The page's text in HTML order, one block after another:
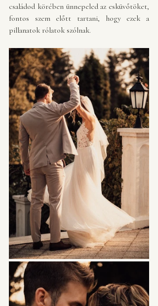
családod körében ünnepeled az esküvőtöket,
fontos szem előtt tartani, hogy ezek a
pillanatok rólatok szólnak.